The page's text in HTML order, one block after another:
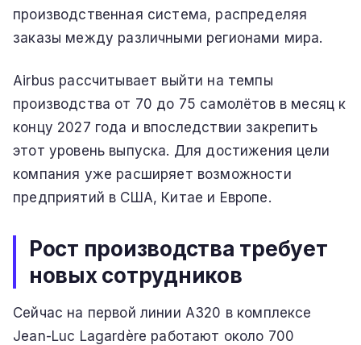
производственная система, распределяя
заказы между различными регионами мира.
Airbus рассчитывает выйти на темпы
производства от 70 до 75 самолётов в месяц к
концу 2027 года и впоследствии закрепить
этот уровень выпуска. Для достижения цели
компания уже расширяет возможности
предприятий в США, Китае и Европе.
Рост производства требует
новых сотрудников
Сейчас на первой линии A320 в комплексе
Jean-Luc Lagardère работают около 700